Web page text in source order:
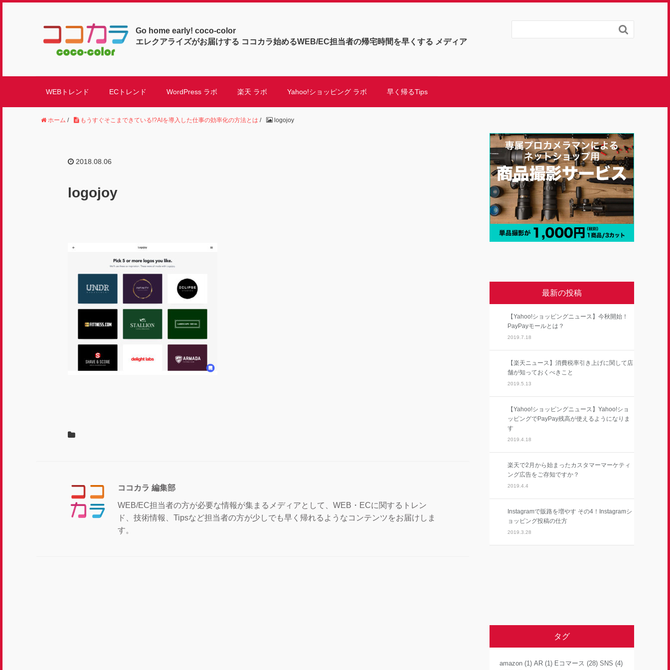

Go home early! coco-color
エレクアライズがお届けする ココカラ始めるWEB/EC担当者の帰宅時間を早くする メディア
WEBトレンド ECトレンド WordPress ラボ 楽天 ラボ Yahoo!ショッピング ラボ 早く帰るTips
ホーム / もうすぐそこまできている!?AIを導入した仕事の効率化の方法とは / logojoy
2018.08.06
logojoy
ココカラ 編集部
WEB/EC担当者の方が必要な情報が集まるメディアとして、WEB・ECに関するトレン
ド、技術情報、Tipsなど担当者の方が少しでも早く帰れるようなコンテンツをお届けしま
す。
最新の投稿
【Yahoo!ショッピングニュース】今秋開始！
PayPayモールとは？
2019.7.18
【楽天ニュース】消費税率引き上げに関して店
舗が知っておくべきこと
2019.5.13
【Yahoo!ショッピングニュース】Yahoo!ショ
ッピングでPayPay残高が使えるようになりま
す
2019.4.18
楽天で2月から始まったカスタマーマーケティ
ング広告をご存知ですか？
2019.4.4
Instagramで販路を増やす その4！Instagramシ
ョッピング投稿の仕方
2019.3.28
タグ
amazon (1) AR (1) Eコマース (28) SNS (4)